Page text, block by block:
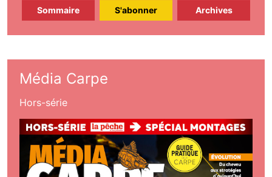
Sommaire S'abonner Archives
Média Carpe
Hors-série